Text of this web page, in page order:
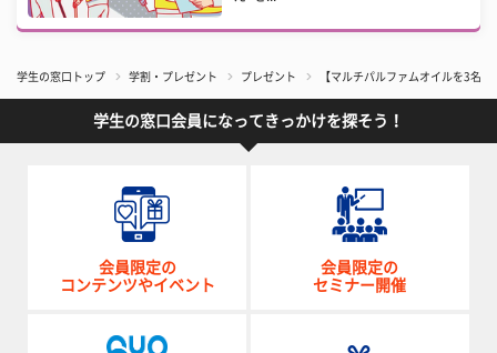
学生の窓口トップ 学割・プレゼント プレゼント 【マルチパルファムオイルを3名
学生の窓口会員になってきっかけを探そう！
会員限定の
コンテンツやイベント
会員限定の
セミナー開催